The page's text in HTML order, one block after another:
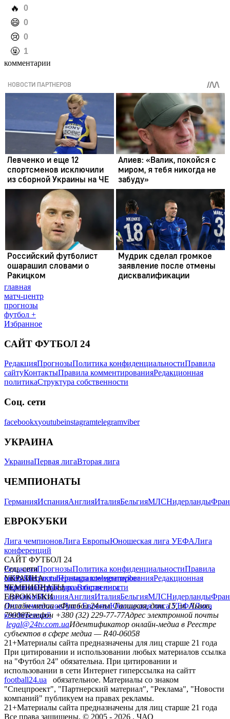
️🔥 0
️😄 0
️😢 0
️🤬 1
комментарии
главная
матч-центр
прогнозы
футбол +
Избранное
САЙТ ФУТБОЛ 24
РедакцияПрогнозыПолитика конфиденциальностиПравила
сайтуКонтактыПравила комментированияРедакционная
политикаСтруктура собственности
Соц. сети
facebookxyoutubeinstagramtelegramviber
УКРАИНА
УкраинаПервая лигаВторая лига
ЧЕМПИОНАТЫ
ГерманияИспанияАнглияИталияБельгияМЛСНидерланды
ЕВРОКУБКИ
Лига чемпионовЛига ЕвропыЮношеская лига УЕФАЛига
конференций
САЙТ ФУТБОЛ 24
РедакцияПрогнозыПолитика конфиденциальностиПравила
сайтуКонтактыПравила комментированияРедакционная
политикаСтруктура собственности
Соц. сети
facebookxyoutubeinstagramtelegramviber
УКРАИНА
УкраинаПервая лигаВторая лига
ЧЕМПИОНАТЫ
ГерманияИспанияАнглияИталияБельгияМЛСНидерланды
ЕВРОКУБКИ
Лига чемпионовЛига ЕвропыЮношеская лига УЕФАЛига
конференций
Онлайн-медиа «Футбол 24»пл. Галицкая, дом. 15, м. Львов,
79008Телефон +380 (32) 229-77-77Адрес электронной почты
legal@24tv.com.uaИдентификатор онлайн-медиа в Реестре
субъектов в сфере медиа — R40-06058
21+Материалы сайта предназначены для лиц старше 21 года
При цитировании и использовании любых материалов ссылка
на "Футбол 24" обязательна. При цитировании и
использовании в сети Интернет гиперссылка на сайтт
football24.ua
обязательное. Материалы со знаком
"Спецпроект", "Партнерский материал", "Реклама", "Новости
компаний" публикуем на правах рекламы.
21+Материалы сайта предназначены для лиц старше 21 года
Все права защищены. © 2005 - 2026 , ЧАО